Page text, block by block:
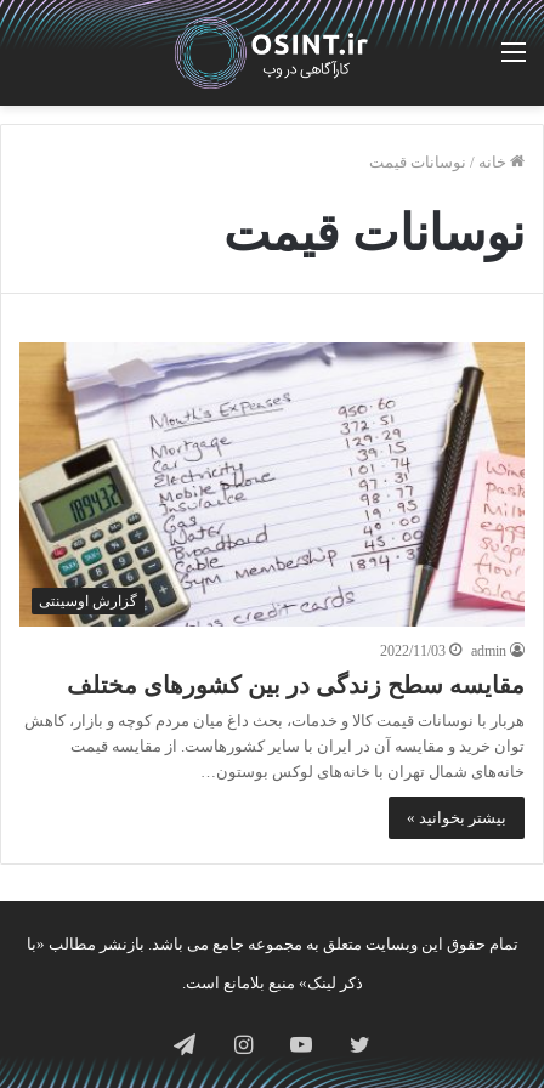
منو
خانه / نوسانات قیمت
نوسانات قیمت
گزارش اوسینتی
admin
2022/11/03
مقایسه سطح زندگی در بین کشورهای مختلف
هربار با نوسانات قیمت کالا و خدمات، بحث داغ میان مردم کوچه و بازار، کاهش
توان خرید و مقایسه آن در ایران با سایر کشورهاست. از مقایسه قیمت
خانه‌های شمال تهران با خانه‌های لوکس بوستون…
بیشتر بخوانید »
تمام حقوق این وبسایت متعلق به مجموعه جامع می باشد. بازنشر مطالب «با
ذکر لینک» منبع بلامانع است.
توییتر یوتیوباینستاگرامتلگرام